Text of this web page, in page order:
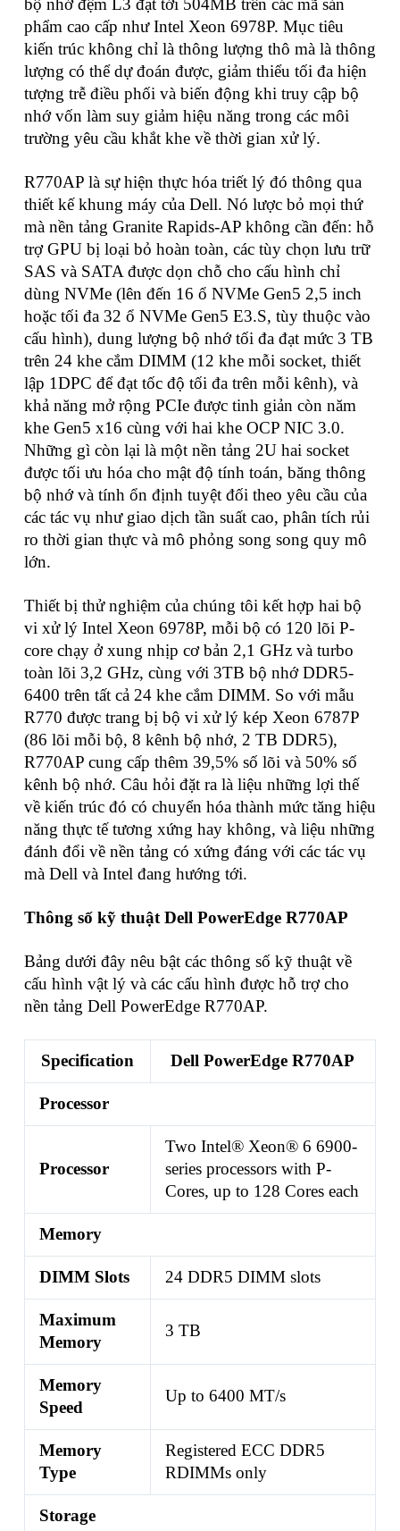
phẩm cao cấp như Intel Xeon 6978P. Mục tiêu
kiến trúc không chỉ là thông lượng thô mà là thông
lượng có thể dự đoán được, giảm thiểu tối đa hiện
tượng trễ điều phối và biến động khi truy cập bộ
nhớ vốn làm suy giảm hiệu năng trong các môi
trường yêu cầu khắt khe về thời gian xử lý.
R770AP là sự hiện thực hóa triết lý đó thông qua
thiết kế khung máy của Dell. Nó lược bỏ mọi thứ
mà nền tảng Granite Rapids-AP không cần đến: hỗ
trợ GPU bị loại bỏ hoàn toàn, các tùy chọn lưu trữ
SAS và SATA được dọn chỗ cho cấu hình chỉ
dùng NVMe (lên đến 16 ổ NVMe Gen5 2,5 inch
hoặc tối đa 32 ổ NVMe Gen5 E3.S, tùy thuộc vào
cấu hình), dung lượng bộ nhớ tối đa đạt mức 3 TB
trên 24 khe cắm DIMM (12 khe mỗi socket, thiết
lập 1DPC để đạt tốc độ tối đa trên mỗi kênh), và
khả năng mở rộng PCIe được tinh giản còn năm
khe Gen5 x16 cùng với hai khe OCP NIC 3.0.
Những gì còn lại là một nền tảng 2U hai socket
được tối ưu hóa cho mật độ tính toán, băng thông
bộ nhớ và tính ổn định tuyệt đối theo yêu cầu của
các tác vụ như giao dịch tần suất cao, phân tích rủi
ro thời gian thực và mô phỏng song song quy mô
lớn.
Thiết bị thử nghiệm của chúng tôi kết hợp hai bộ
vi xử lý Intel Xeon 6978P, mỗi bộ có 120 lõi P-
core chạy ở xung nhịp cơ bản 2,1 GHz và turbo
toàn lõi 3,2 GHz, cùng với 3TB bộ nhớ DDR5-
6400 trên tất cả 24 khe cắm DIMM. So với mẫu
R770 được trang bị bộ vi xử lý kép Xeon 6787P
(86 lõi mỗi bộ, 8 kênh bộ nhớ, 2 TB DDR5),
R770AP cung cấp thêm 39,5% số lõi và 50% số
kênh bộ nhớ. Câu hỏi đặt ra là liệu những lợi thế
về kiến trúc đó có chuyển hóa thành mức tăng hiệu
năng thực tế tương xứng hay không, và liệu những
đánh đổi về nền tảng có xứng đáng với các tác vụ
mà Dell và Intel đang hướng tới.
Thông số kỹ thuật Dell PowerEdge R770AP
Bảng dưới đây nêu bật các thông số kỹ thuật về
cấu hình vật lý và các cấu hình được hỗ trợ cho
nền tảng Dell PowerEdge R770AP.
Specification Dell PowerEdge R770AP
Processor
Processor
Two Intel® Xeon® 6 6900-
series processors with P-
Cores, up to 128 Cores each
Memory
DIMM Slots 24 DDR5 DIMM slots
Maximum
Memory
3 TB
Memory
Speed
Up to 6400 MT/s
Memory
Type
Registered ECC DDR5
RDIMMs only
Storage